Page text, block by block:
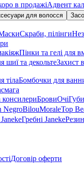
в продажіАдвент
для волосся
Скраби, пілінги
Пінки та гелі для
шиї та декольтеЗахист
тілаБомбочки для
консилериБровиОчіГуби
NegroBilouMoraleTop
Гребні Janeke
Договір оферти